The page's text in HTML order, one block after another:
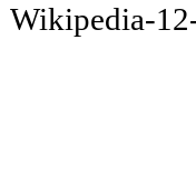
Wikipedia-